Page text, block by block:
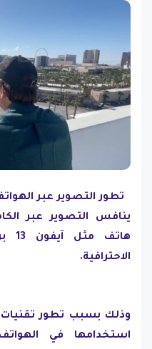
تطور التصوير عبر
ينافس التصوير عبر
الاحترافية.
وذلك بسبب تطور تقنيات
استخدامها في